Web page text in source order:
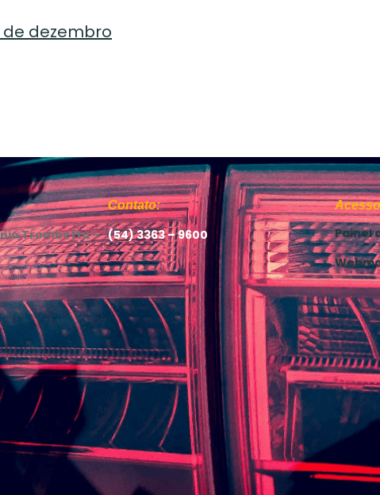
de dezembro
Trombetta –
Contato:
(54) 3363 – 9600
Painel